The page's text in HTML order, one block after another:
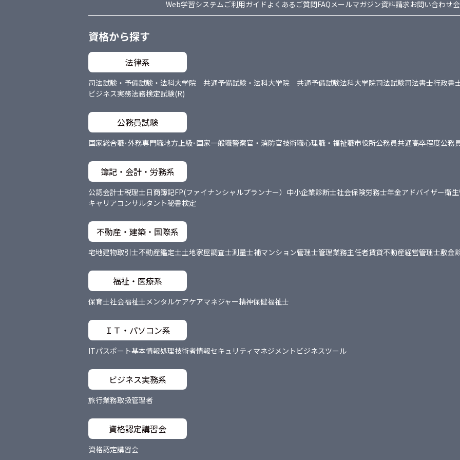
Web学習システムご利用ガイド よくあるご質問FAQ メールマガジン資料請求お問い合わせ
資格から探す
法律系
司法試験・予備試験・法科大学院 共通予備試験・法科大学院 共通予備試験法科大学院司法試験司法書士行政書
ビジネス実務法務検定試験(R)
公務員試験
国家総合職･外務専門職地方上級･国家一般職警察官・消防官技術職心理職・福祉職市役所公務員共通高卒程度公務
簿記・会計・労務系
公認会計士税理士日商簿記FP(ファイナンシャルプランナー） 中小企業診断士社会保険労務士年金アドバイザー衛
キャリアコンサルタント秘書検定
不動産・建築・国際系
宅地建物取引士不動産鑑定士土地家屋調査士測量士補マンション管理士管理業務主任者賃貸不動産経営管理士敷金
福祉・医療系
保育士社会福祉士 メンタルケアケアマネジャー精神保健福祉士
ＩＴ・パソコン系
ITパスポート基本情報処理技術者情報セキュリティマネジメント ビジネスツール
ビジネス実務系
旅行業務取扱管理者
資格認定講習会
資格認定講習会